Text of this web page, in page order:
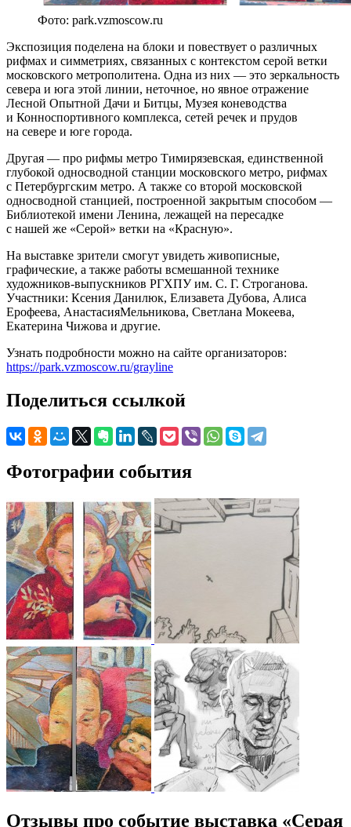
Фото: park.vzmoscow.ru
Экспозиция поделена на блоки и повествует о различных
рифмах и симметриях, связанных с контекстом серой ветки
московского метрополитена. Одна из них — это зеркальность
севера и юга этой линии, неточное, но явное отражение
Лесной Опытной Дачи и Битцы, Музея коневодства
и Конноспортивного комплекса, сетей речек и прудов
на севере и юге города.
Другая — про рифмы метро Тимирязевская, единственной
глубокой односводной станции московского метро, рифмах
с Петербургским метро. А также со второй московской
односводной станцией, построенной закрытым способом —
Библиотекой имени Ленина, лежащей на пересадке
с нашей же «Серой» ветки на «Красную».
На выставке зрители смогут увидеть живописные,
графические, а также работы всмешанной технике
художников-выпускников РГХПУ им. С. Г. Строганова.
Участники: Ксения Данилюк, Елизавета Дубова, Алиса
Ерофеева, АнастасияМельникова, Светлана Мокеева,
Екатерина Чижова и другие.
Узнать подробности можно на сайте организаторов:
https://park.vzmoscow.ru/grayline
Поделиться ссылкой
Фотографии события
Отзывы про событие выставка «Серая